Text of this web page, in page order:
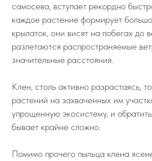
самосева, вступает рекордно
каждое растение формирует
крылаток, они висят на побегах до
разлетаются распространяемые
значительные расстояния.
Клен, столь активно разрастаясь,
растений на захваченных им
упрощенную экосистему, и
бывает крайне сложно.
Помимо прочего пыльца клена